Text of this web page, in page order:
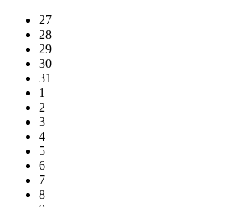
27
28
29
30
31
1
2
3
4
5
6
7
8